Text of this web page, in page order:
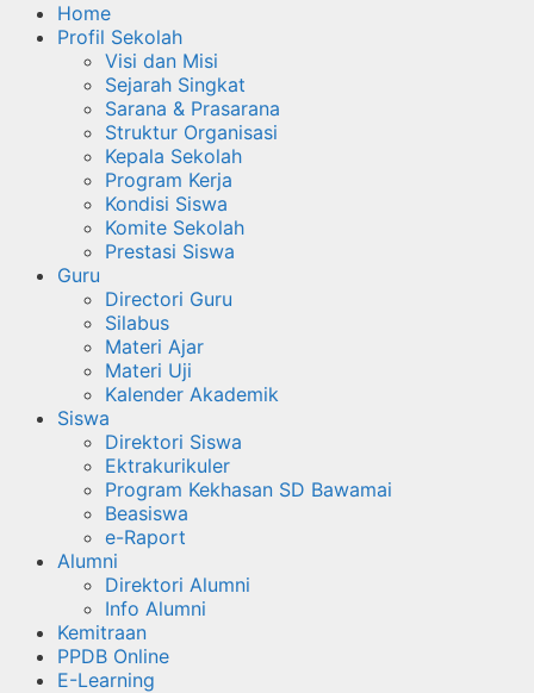
Home
Profil Sekolah
Visi dan Misi
Sejarah Singkat
Sarana & Prasarana
Struktur Organisasi
Kepala Sekolah
Program Kerja
Kondisi Siswa
Komite Sekolah
Prestasi Siswa
Guru
Directori Guru
Silabus
Materi Ajar
Materi Uji
Kalender Akademik
Siswa
Direktori Siswa
Ektrakurikuler
Program Kekhasan SD Bawamai
Beasiswa
e-Raport
Alumni
Direktori Alumni
Info Alumni
Kemitraan
PPDB Online
E-Learning